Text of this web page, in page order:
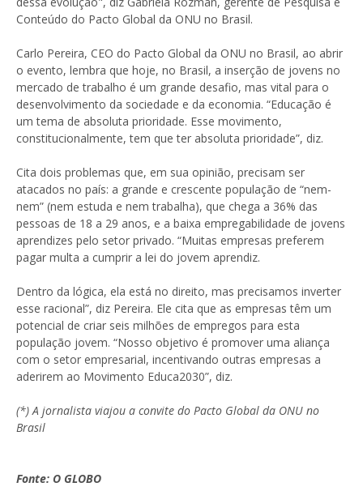
Conteúdo do Pacto Global da ONU no Brasil.
Carlo Pereira, CEO do Pacto Global da ONU no Brasil, ao abrir
o evento, lembra que hoje, no Brasil, a inserção de jovens no
mercado de trabalho é um grande desafio, mas vital para o
desenvolvimento da sociedade e da economia. “Educação é
um tema de absoluta prioridade. Esse movimento,
constitucionalmente, tem que ter absoluta prioridade”, diz.
Cita dois problemas que, em sua opinião, precisam ser
atacados no país: a grande e crescente população de “nem-
nem” (nem estuda e nem trabalha), que chega a 36% das
pessoas de 18 a 29 anos, e a baixa empregabilidade de jovens
aprendizes pelo setor privado. “Muitas empresas preferem
pagar multa a cumprir a lei do jovem aprendiz.
Dentro da lógica, ela está no direito, mas precisamos inverter
esse racional”, diz Pereira. Ele cita que as empresas têm um
potencial de criar seis milhões de empregos para esta
população jovem. “Nosso objetivo é promover uma aliança
com o setor empresarial, incentivando outras empresas a
aderirem ao Movimento Educa2030”, diz.
(*) A jornalista viajou a convite do Pacto Global da ONU no
Brasil
Fonte: O GLOBO